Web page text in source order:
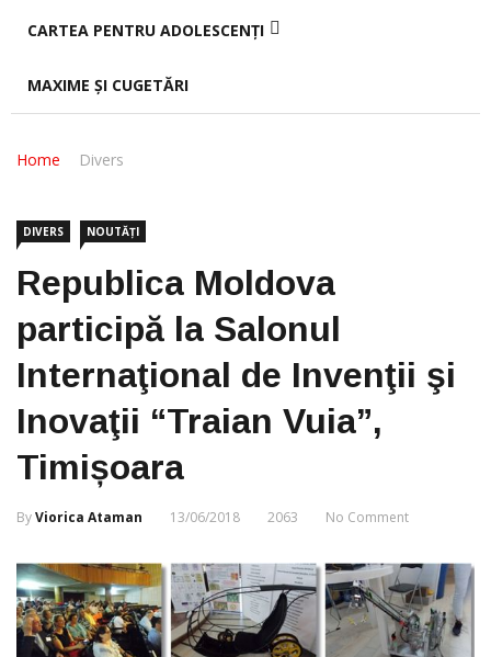
CARTEA PENTRU ADOLESCENȚI
MAXIME ȘI CUGETĂRI
Home Divers
DIVERS NOUTĂȚI
Republica Moldova
participă la Salonul
Internaţional de Invenţii şi
Inovaţii “Traian Vuia”,
Timișoara
ByViorica Ataman 13/06/2018 2063 No Comment